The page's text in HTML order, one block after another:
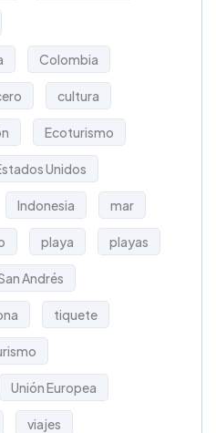
Colombia
cultura
Ecoturismo
Unidos
Indonesia mar
playa playas
Andrés
tiquete
Unión Europea
viajes